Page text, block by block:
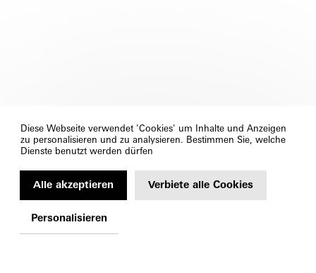
Diese Webseite verwendet 'Cookies' um Inhalte und Anzeigen
zu personalisieren und zu analysieren. Bestimmen Sie, welche
Dienste benutzt werden dürfen
Alle akzeptieren Verbiete alle Cookies
Personalisieren